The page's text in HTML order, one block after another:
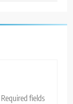
Required fields